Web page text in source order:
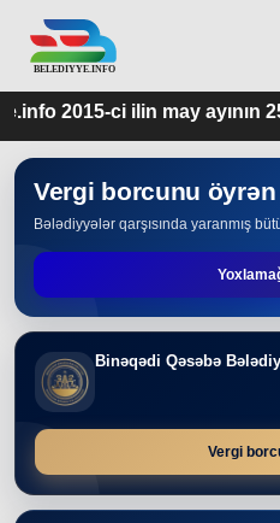
ayının 25-i tarixindən
Vergi borcunu öyrən
Bələdiyyələr qarşısında yaranmış
Binəqədi Qəsəbə
Vergi